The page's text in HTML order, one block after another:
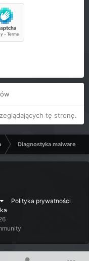
tę stronę.
Diagnostyka malware -
Polityka prywatności